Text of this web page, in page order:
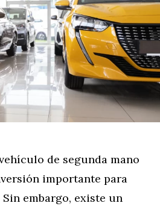
de segunda mano
importante para
embargo, existe un